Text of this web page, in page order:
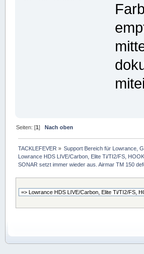
Seiten: [1]Nach oben
TACKLEFEVER » Support Bereich für Lowrance,
Lowrance HDS LIVE/Carbon, Elite Ti/TI2/FS,
SONAR setzt immer wieder aus. Airmar TM 150